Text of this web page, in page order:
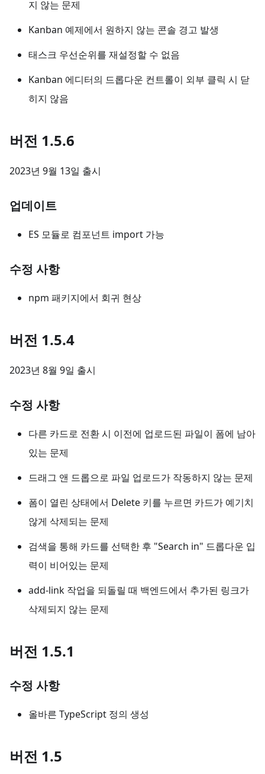
지 않는 문제
Kanban 예제에서 원하지 않는 콘솔 경고 발생
태스크 우선순위를 재설정할 수 없음
Kanban 에디터의 드롭다운 컨트롤이 외부 클릭 시 닫
히지 않음
버전 1.5.6
2023년 9월 13일 출시
업데이트
ES 모듈로 컴포넌트 import 가능
수정 사항
npm 패키지에서 회귀 현상
버전 1.5.4
2023년 8월 9일 출시
수정 사항
다른 카드로 전환 시 이전에 업로드된 파일이 폼에 남아
있는 문제
드래그 앤 드롭으로 파일 업로드가 작동하지 않는 문제
폼이 열린 상태에서 Delete 키를 누르면 카드가 예기치
않게 삭제되는 문제
검색을 통해 카드를 선택한 후 "Search in" 드롭다운 입
력이 비어있는 문제
add-link 작업을 되돌릴 때 백엔드에서 추가된 링크가
삭제되지 않는 문제
버전 1.5.1
수정 사항
올바른 TypeScript 정의 생성
버전 1.5